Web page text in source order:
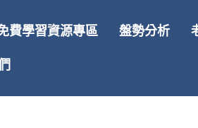
費學習資源專區 盤勢分析